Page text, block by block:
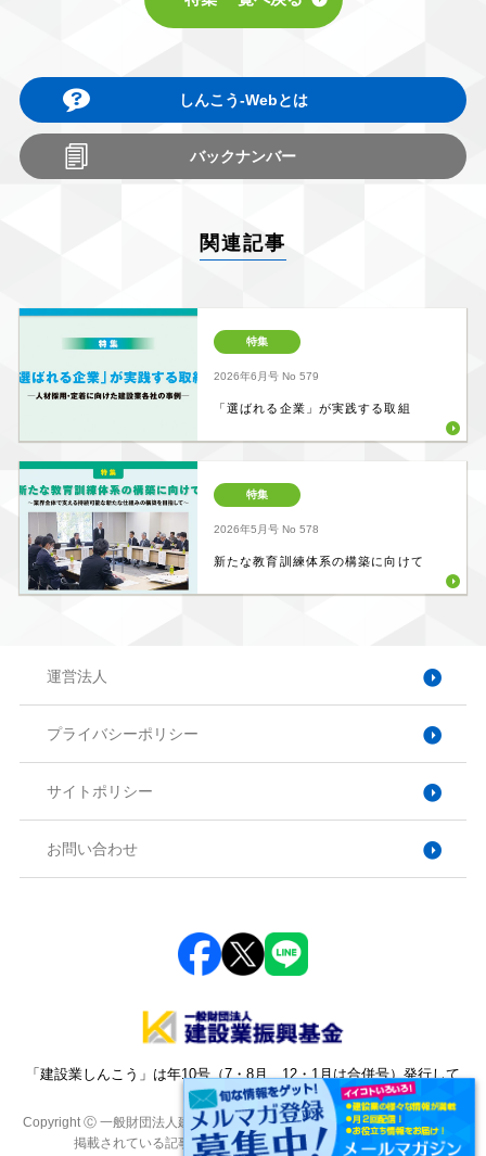
しんこう-Webとは
バックナンバー
関連記事
特集
2026年6月号No 579
「選ばれる企業」が実践する取組
特集
2026年5月号No 578
新たな教育訓練体系の構築に向けて
運営法人
プライバシーポリシー
サイトポリシー
お問い合わせ
「建設業しんこう」は年10号（7・8月、12・1月は合併号）発行して
おります。
Copyright Ⓒ 一般財団法人建設業振興基金. All Rights Reserved. 本サイトに
掲載されている記事・写真・図表などの転載を禁じます。